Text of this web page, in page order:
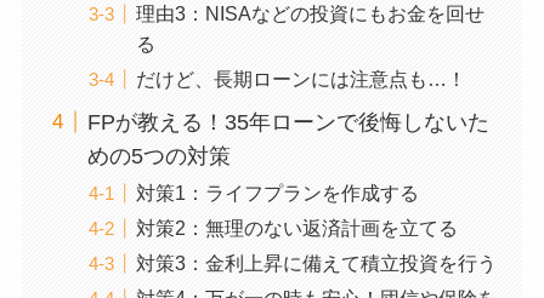
理由3：NISAなどの投資にもお金を回せ
る
だけど、長期ローンには注意点も…！
FPが教える！35年ローンで後悔しないた
めの5つの対策
対策1：ライフプランを作成する
対策2：無理のない返済計画を立てる
対策3：金利上昇に備えて積立投資を行う